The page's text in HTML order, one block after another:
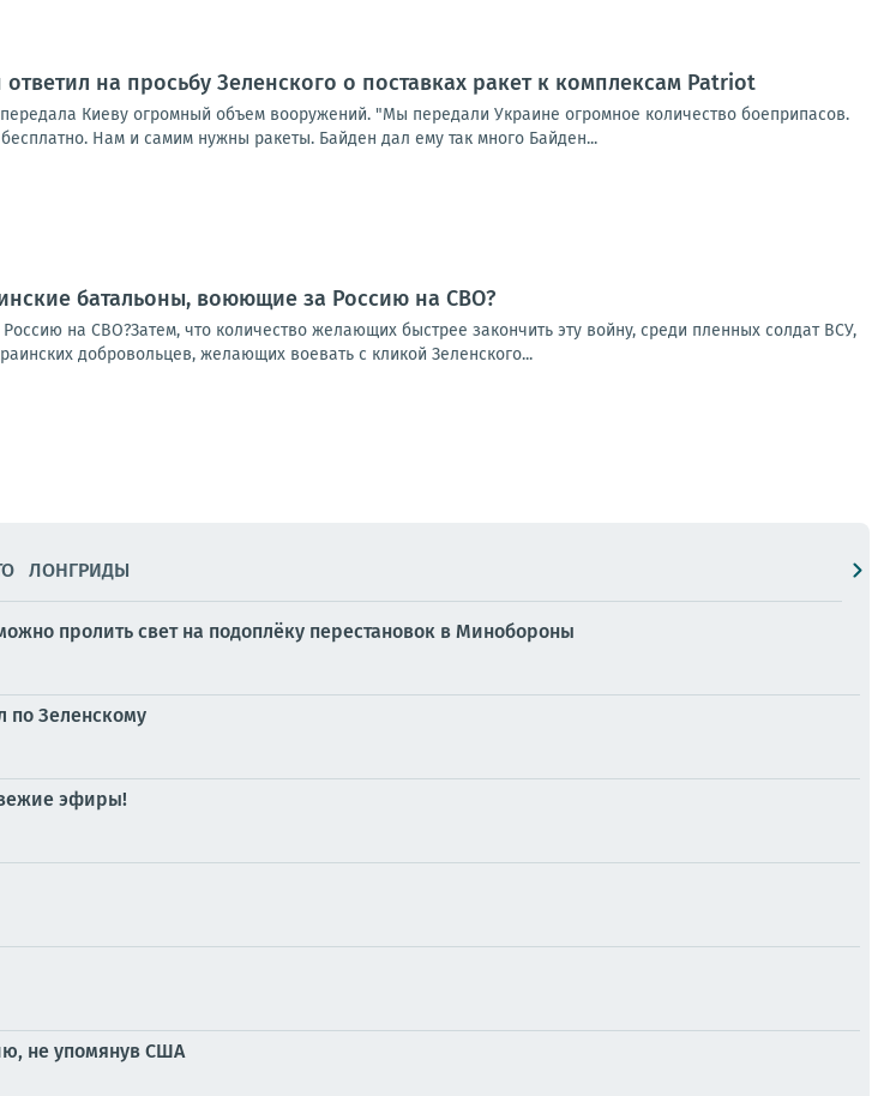
на просьбу Зеленского о поставках ракет к комплексам Patriot
Киеву огромный объем вооружений. "Мы передали Украине огромное количество боеприпасов.
Нам и самим нужны ракеты. Байден дал ему так много Байден...
батальоны, воюющие за Россию на СВО?
на СВО?Затем, что количество желающих быстрее закончить эту войну, среди пленных солдат ВСУ,
добровольцев, желающих воевать с кликой Зеленского...
ЛОНГРИДЫ
пролить свет на подоплёку перестановок в Минобороны
по Зеленскому
эфиры!
не упомянув США